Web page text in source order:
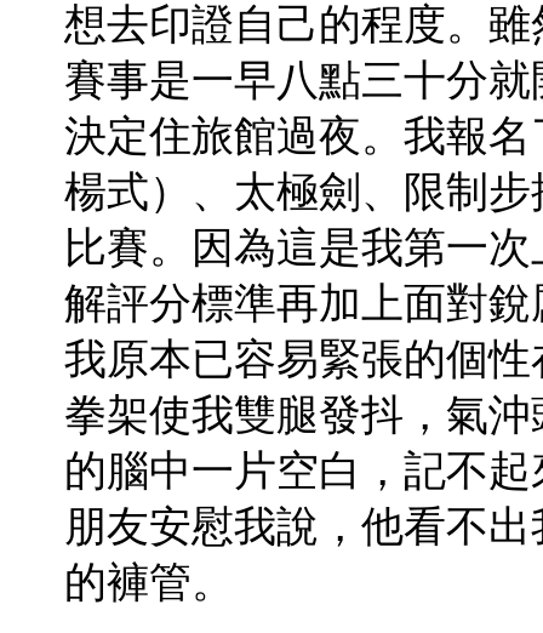
想去印證自己的程度。
賽事是一早八點三十分
決定住旅館過夜。我報
楊式）、太極劍、限制
比賽。因為這是我第一
解評分標準再加上面對
我原本已容易緊張的個
拳架使我雙腿發抖，氣
的腦中一片空白，記不
朋友安慰我說，他看不
的褲管。